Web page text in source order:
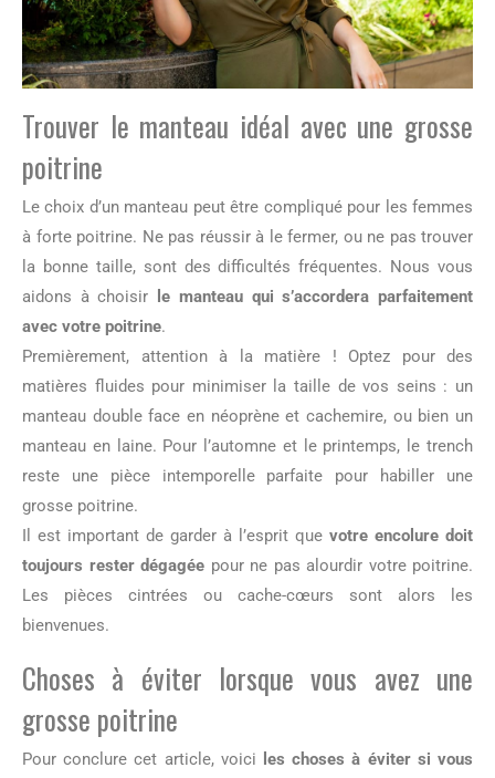
Trouver le manteau idéal avec une grosse
poitrine
Le choix d’un manteau peut être compliqué pour les femmes
à forte poitrine. Ne pas réussir à le fermer, ou ne pas trouver
la bonne taille, sont des difficultés fréquentes. Nous vous
aidons à choisir
le manteau qui s’accordera parfaitement
avec votre poitrine.
Premièrement, attention à la matière ! Optez pour des
matières fluides pour minimiser la taille de vos seins : un
manteau double face en néoprène et cachemire, ou bien un
manteau en laine. Pour l’automne et le printemps, le trench
reste une pièce intemporelle parfaite pour habiller une
grosse poitrine.
Il est important de garder à l’esprit que votre encolure doit
toujours rester dégagée pour ne pas alourdir votre poitrine.
Les pièces cintrées ou cache-cœurs sont alors les
bienvenues.
Choses à éviter lorsque vous avez une
grosse poitrine
Pour conclure cet article, voici les choses à éviter si vous